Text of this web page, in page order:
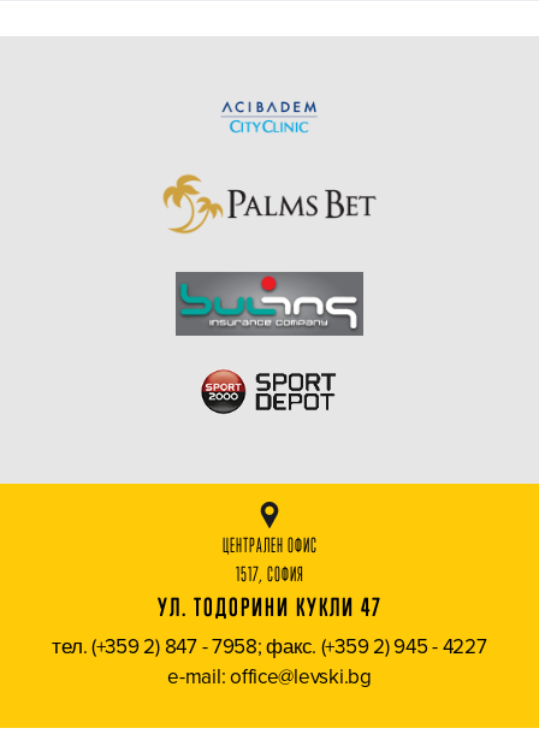
ЦЕНТРАЛЕН ОФИС
1517, СОФИЯ
УЛ. ТОДОРИНИ КУКЛИ 47
тел. (+359 2) 847 - 7958; факс. (+359 2) 945 - 4227
e-mail: office@levski.bg